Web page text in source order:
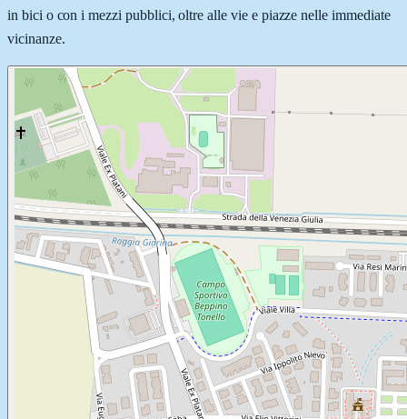
in bici o con i mezzi pubblici, oltre alle vie e piazze nelle immediate
vicinanze.